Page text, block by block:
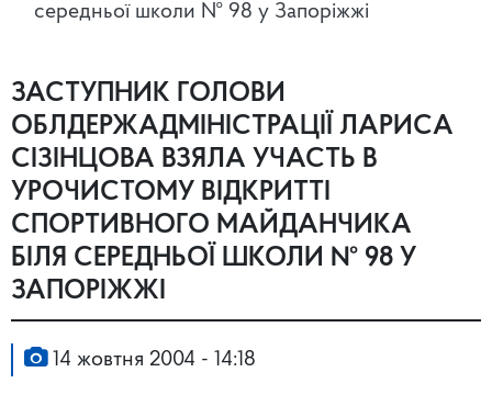
середньої школи № 98 у Запоріжжі
ЗАСТУПНИК ГОЛОВИ
ОБЛДЕРЖАДМІНІСТРАЦІЇ ЛАРИСА
СІЗІНЦОВА ВЗЯЛА УЧАСТЬ В
УРОЧИСТОМУ ВІДКРИТТІ
СПОРТИВНОГО МАЙДАНЧИКА
БІЛЯ СЕРЕДНЬОЇ ШКОЛИ № 98 У
ЗАПОРІЖЖІ
14 жовтня 2004 - 14:18